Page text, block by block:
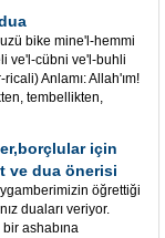
bike mine'l-hemmi
ve'l-cübni ve'l-buhli
Anlamı: Allah'ım!
tembellikten,
için
ve dua önerisi
öğrettiği
duaları veriyor.
ashabına